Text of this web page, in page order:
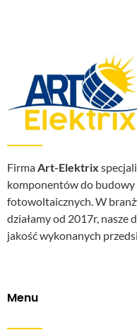
FirmaArt-Elektrix
komponentów do budowy
fotowoltaicznych. W
działamy od 2017r, nasze
jakość wykonanych
Menu